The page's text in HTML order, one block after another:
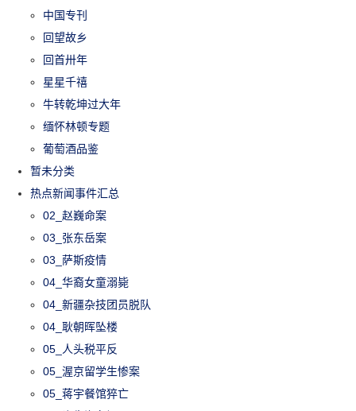
中国专刊
回望故乡
回首卅年
星星千禧
牛转乾坤过大年
缅怀林顿专题
葡萄酒品鉴
暂未分类
热点新闻事件汇总
02_赵巍命案
03_张东岳案
03_萨斯疫情
04_华裔女童溺毙
04_新疆杂技团员脱队
04_耿朝晖坠楼
05_人头税平反
05_渥京留学生惨案
05_蒋宇餐馆猝亡